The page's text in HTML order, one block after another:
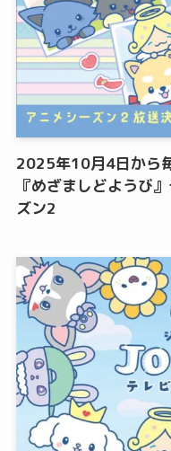
2025年10月4日から
『めざましどようび
ズン2